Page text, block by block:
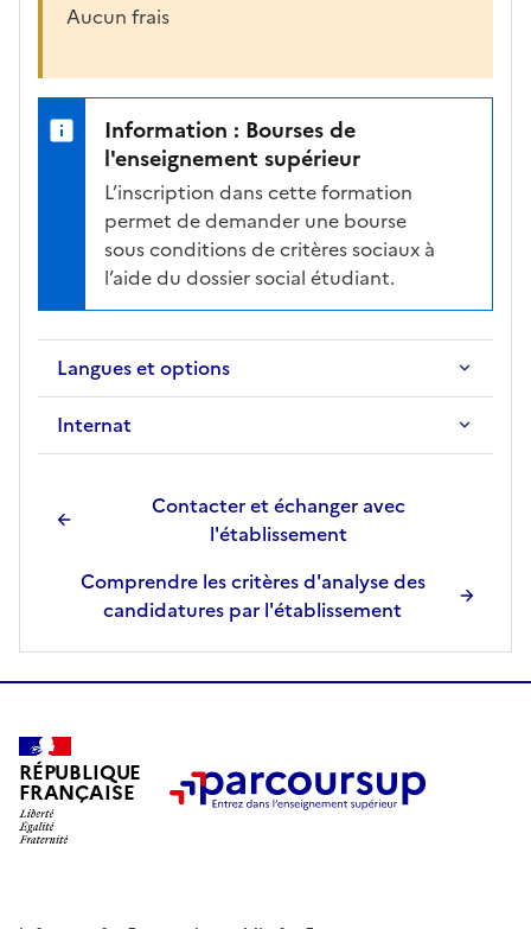
Aucun frais
Information : Bourses de
l'enseignement supérieur
L’inscription dans cette formation
permet de demander une bourse
sous conditions de critères sociaux à
l’aide du dossier social étudiant.
Langues et options
Internat
Contacter et échanger avec
l'établissement
Comprendre les critères d'analyse des
candidatures par l'établissement
RÉPUBLIQUE
FRANÇAISE